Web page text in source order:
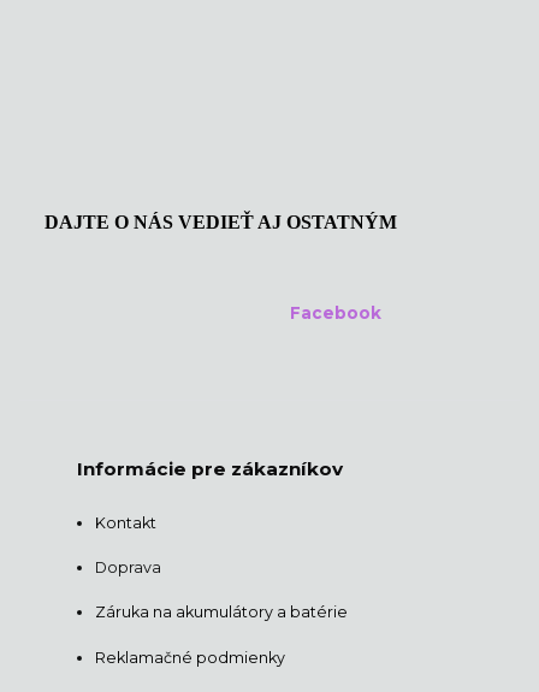
DAJTE O NÁS VEDIEŤ AJ OSTATNÝM
Facebook
Informácie pre zákazníkov
Kontakt
Doprava
Záruka na akumulátory a batérie
Reklamačné podmienky